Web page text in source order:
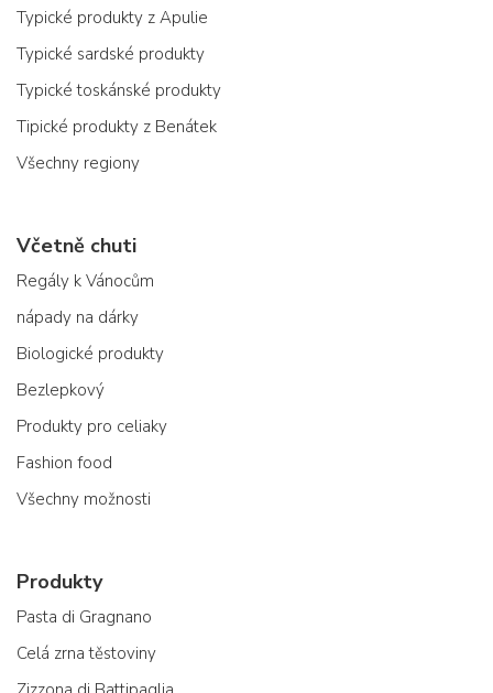
Typické produkty z Apulie
Typické sardské produkty
Typické toskánské produkty
Tipické produkty z Benátek
Všechny regiony
Včetně chuti
Regály k Vánocům
nápady na dárky
Biologické produkty
Bezlepkový
Produkty pro celiaky
Fashion food
Všechny možnosti
Produkty
Pasta di Gragnano
Celá zrna těstoviny